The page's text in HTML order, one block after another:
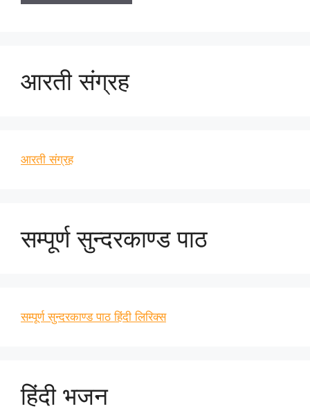
आरती संग्रह
आरती संग्रह
सम्पूर्ण सुन्दरकाण्ड पाठ
सम्पूर्ण सुन्दरकाण्ड पाठ हिंदी लिरिक्स
हिंदी भजन